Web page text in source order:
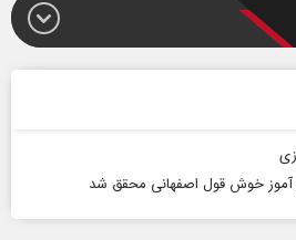
آموز خوش قول اصفهانی محقق شد